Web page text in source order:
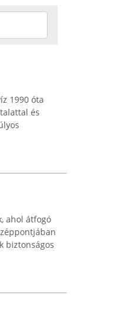
1990 óta
és
ahol átfogó
biztonságos